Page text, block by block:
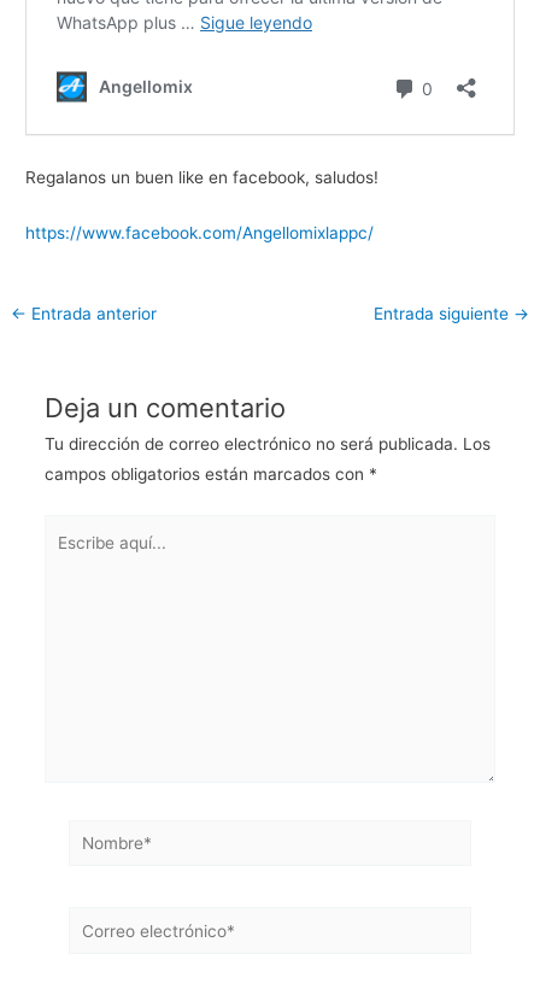
Regalanos un buen like en facebook, saludos!
https://www.facebook.com/Angellomixlappc/
← Entrada anterior Entrada siguiente →
Deja un comentario
Tu dirección de correo electrónico no será publicada. Los
campos obligatorios están marcados con *
Nombre*
Correo